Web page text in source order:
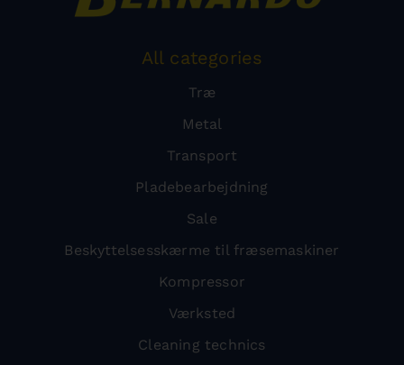
All categories
Træ
Metal
Transport
Pladebearbejdning
Sale
Beskyttelsesskærme til fræsemaskiner
Kompressor
Værksted
Cleaning technics